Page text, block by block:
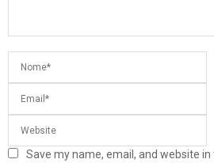
Save my name, email, and website